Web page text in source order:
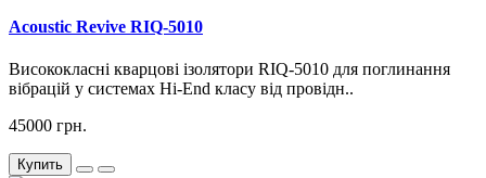
Acoustic Revive RIQ-5010
Висококласні кварцові ізолятори RIQ-5010 для поглинання
вібрацій у системах Hi-End класу від провідн..
45000 грн.
Купить